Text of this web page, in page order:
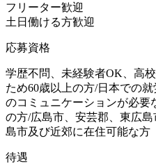
フリーター歓迎
土日働ける方歓迎
応募資格
学歴不問、未経験者OK、高
ため60歳以上の方/日本での
のコミュニケーションが必要
の方/広島市、安芸郡、東広
島市及び近郊に在住可能な方
待遇